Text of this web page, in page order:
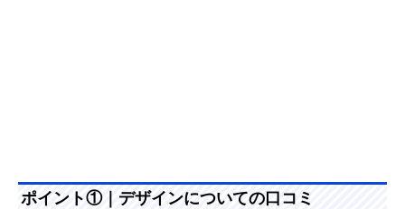
ポイント①｜デザインについての口コミ